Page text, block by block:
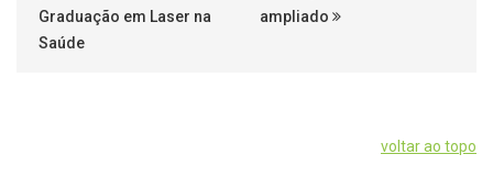
Graduação em Laser na
Saúde
ampliado
voltar ao topo